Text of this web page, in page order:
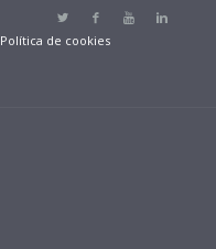
Política de cookies